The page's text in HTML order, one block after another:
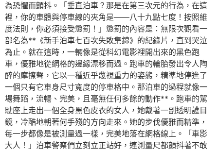
為恐懼而顫抖。「垂直泊車？那是在第三次元的行為，在這
裡，你的車體與停車線的夾角是——八十九點七度！按照維
度法則，你必須接受懲罰！」懲罰的內容是：無限次觀看一
部名為**《新手泊車七百次失敗集錦》的紀錄片，直到哭泣
為止。就在這時，一輛像是從科幻電影裡開出來的黑色跑
車，優雅地從網格的邊緣漂移而過。跑車的輪胎發出令人陶
醉的摩擦聲，它以一種近乎蔑視重力的姿態，精準地停進了
一個只有它車身尺寸寬度的停車格中。那泊車的過程就像一
場舞蹈，流暢、完美，且毫無任何多餘的動作**。跑車的駕
駛座上走出一個全身黑色皮衣的女人，她戴著一副透明護目
鏡，冷酷地朝著何手殘的方向走來。她的步伐優雅而精準，
每一步都像是被測量過一樣，完美地落在網格線上。「車影
大人！」泊車警察們立刻立正站好，連測量尺都顫抖著不敢